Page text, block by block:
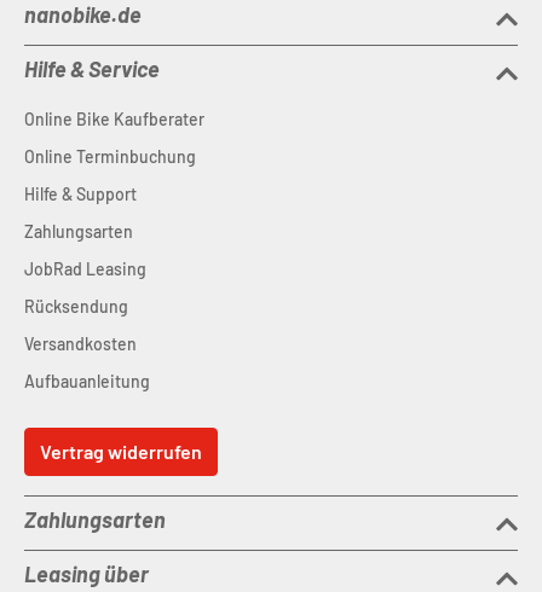
nanobike.de
Hilfe & Service
Online Bike Kaufberater
Online Terminbuchung
Hilfe & Support
Zahlungsarten
JobRad Leasing
Rücksendung
Versandkosten
Aufbauanleitung
Vertrag widerrufen
Zahlungsarten
Leasing über